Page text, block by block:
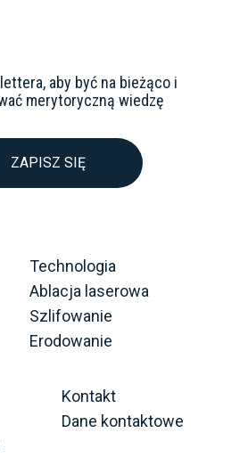
aby być na bieżąco i
merytoryczną wiedzę
ZAPISZ SIĘ
Technologia
Ablacja laserowa
Szlifowanie
Erodowanie
Kontakt
Dane kontaktowe